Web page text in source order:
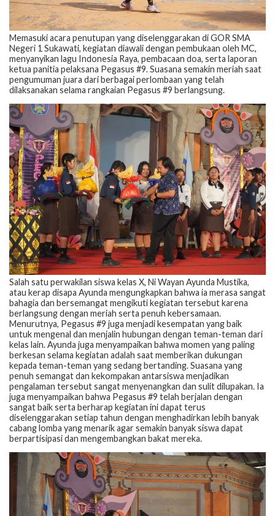
Memasuki acara penutupan yang diselenggarakan di GOR SMA
Negeri 1 Sukawati, kegiatan diawali dengan pembukaan oleh MC,
menyanyikan lagu Indonesia Raya, pembacaan doa, serta laporan
ketua panitia pelaksana Pegasus #9. Suasana semakin meriah saat
pengumuman juara dari berbagai perlombaan yang telah
dilaksanakan selama rangkaian Pegasus #9 berlangsung.
Salah satu perwakilan siswa kelas X, Ni Wayan Ayunda Mustika,
atau kerap disapa Ayunda mengungkapkan bahwa ia merasa sangat
bahagia dan bersemangat mengikuti kegiatan tersebut karena
berlangsung dengan meriah serta penuh kebersamaan.
Menurutnya, Pegasus #9 juga menjadi kesempatan yang baik
untuk mengenal dan menjalin hubungan dengan teman-teman dari
kelas lain. Ayunda juga menyampaikan bahwa momen yang paling
berkesan selama kegiatan adalah saat memberikan dukungan
kepada teman-teman yang sedang bertanding. Suasana yang
penuh semangat dan kekompakan antarsiswa menjadikan
pengalaman tersebut sangat menyenangkan dan sulit dilupakan. Ia
juga menyampaikan bahwa Pegasus #9 telah berjalan dengan
sangat baik serta berharap kegiatan ini dapat terus
diselenggarakan setiap tahun dengan menghadirkan lebih banyak
cabang lomba yang menarik agar semakin banyak siswa dapat
berpartisipasi dan mengembangkan bakat mereka.